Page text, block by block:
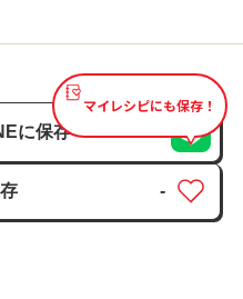
マイレシピにも保存！
に保存
-